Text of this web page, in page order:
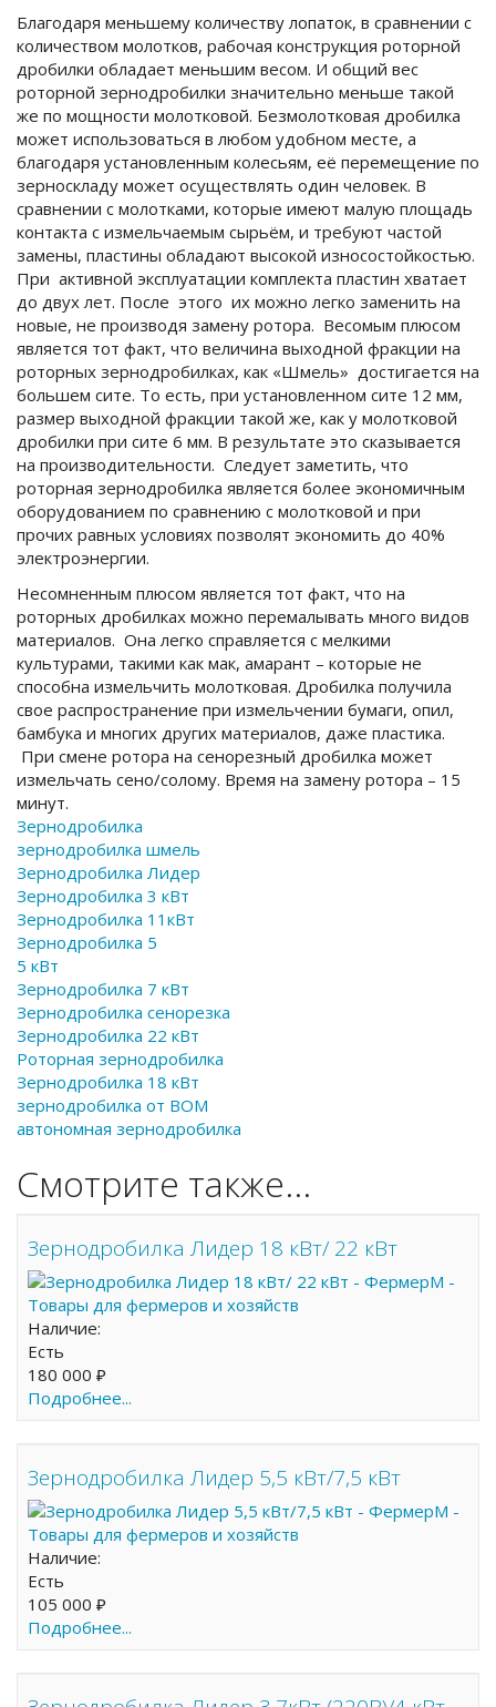
Благодаря меньшему количеству лопаток, в сравнении с
количеством молотков, рабочая конструкция роторной
дробилки обладает меньшим весом. И общий вес
роторной зернодробилки значительно меньше такой
же по мощности молотковой. Безмолотковая дробилка
может использоваться в любом удобном месте, а
благодаря установленным колесьям, её перемещение по
зерноскладу может осуществлять один человек. В
сравнении с молотками, которые имеют малую площадь
контакта с измельчаемым сырьём, и требуют частой
замены, пластины обладают высокой износостойкостью.
При активной эксплуатации комплекта пластин хватает
до двух лет. После этого их можно легко заменить на
новые, не производя замену ротора. Весомым плюсом
является тот факт, что величина выходной фракции на
роторных зернодробилках, как «Шмель» достигается на
большем сите. То есть, при установленном сите 12 мм,
размер выходной фракции такой же, как у молотковой
дробилки при сите 6 мм. В результате это сказывается
на производительности. Следует заметить, что
роторная зернодробилка является более экономичным
оборудованием по сравнению с молотковой и при
прочих равных условиях позволят экономить до 40%
электроэнергии.
Несомненным плюсом является тот факт, что на
роторных дробилках можно перемалывать много видов
материалов. Она легко справляется с мелкими
культурами, такими как мак, амарант – которые не
способна измельчить молотковая. Дробилка получила
свое распространение при измельчении бумаги, опил,
бамбука и многих других материалов, даже пластика.
При смене ротора на сенорезный дробилка может
измельчать сено/солому. Время на замену ротора – 15
минут.
Зернодробилка
зернодробилка шмель
Зернодробилка Лидер
Зернодробилка 3 кВт
Зернодробилка 11кВт
Зернодробилка 5
5 кВт
Зернодробилка 7 кВт
Зернодробилка сенорезка
Зернодробилка 22 кВт
Роторная зернодробилка
Зернодробилка 18 кВт
зернодробилка от ВОМ
автономная зернодробилка
Смотрите также...
Зернодробилка Лидер 18 кВт/ 22 кВт
Наличие:
Есть
180 000 ₽
Подробнее...
Зернодробилка Лидер 5,5 кВт/7,5 кВт
Наличие:
Есть
105 000 ₽
Подробнее...